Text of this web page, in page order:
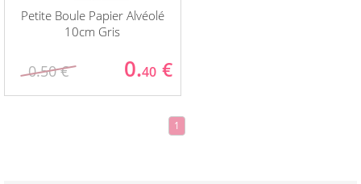
Petite Boule Papier Alvéolé
10cm Gris
0.50 € 0.40 €
1